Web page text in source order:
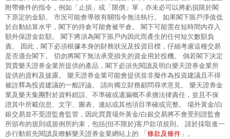
附帶條件的指令，例如「止損」或「限價」單，亦未必可以將虧損限於閣
下原定的金額。 市況可能會導致有關指令無法執行。 如果閣下賬戶淨值低
於自動結算水平，閣下的持倉可能會被平倉。 閣下可能需在短時間內存入
額外保證金款額。 閣下將須為閣下賬戶內因此而產生的任何短欠數額負
責。 因此，閣下必須根據本身的財務狀況及投資目標，仔細考慮這種交易
是否適合閣下。 切勿將閣下無法承受損失的資金用於投機。 倘若閣下決定
買賣樂天證券金業所提供的產品，閣下必須先閱讀及明白樂天證券金業所
提供的資料及披露。 樂天證券金業可能會提供並非擬作為投資建議且不得
被詮釋為投資建議的一般評論。 請向獨立財務顧問尋求意見。 樂天證券金
業及樂天集團對於資料錯誤、不準確或遺漏概不承擔法律責任，並且不保
證其中所載信息、文字、圖表、連結或其他項目準確或完整。 場外黃金/白
銀交易並不受證監會監管，因此買賣場外黃金/白銀交易將不會受到證監會
所頒布的規則或規例所約束，包括(但不限於)客戶款項規則。 請於採取進一
步行動前先閱讀及瞭解樂天證券金業網站上的 「條款及條件 」。